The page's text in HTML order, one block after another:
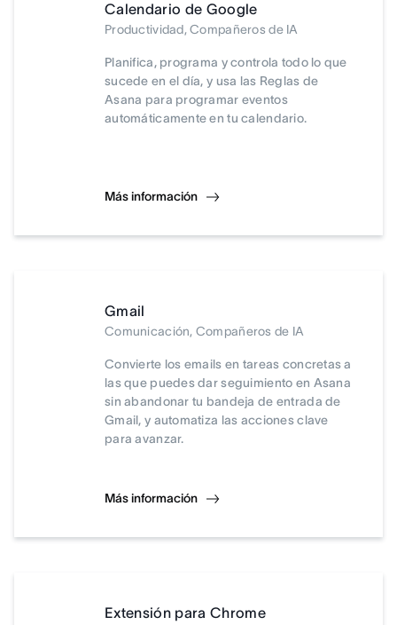
Calendario de Google
Productividad, Compañeros de IA
Planifica, programa y controla todo lo que
sucede en el día, y usa las Reglas de
Asana para programar eventos
automáticamente en tu calendario.
Más información
Gmail
Comunicación, Compañeros de IA
Convierte los emails en tareas concretas a
las que puedes dar seguimiento en Asana
sin abandonar tu bandeja de entrada de
Gmail, y automatiza las acciones clave
para avanzar.
Más información
Extensión para Chrome